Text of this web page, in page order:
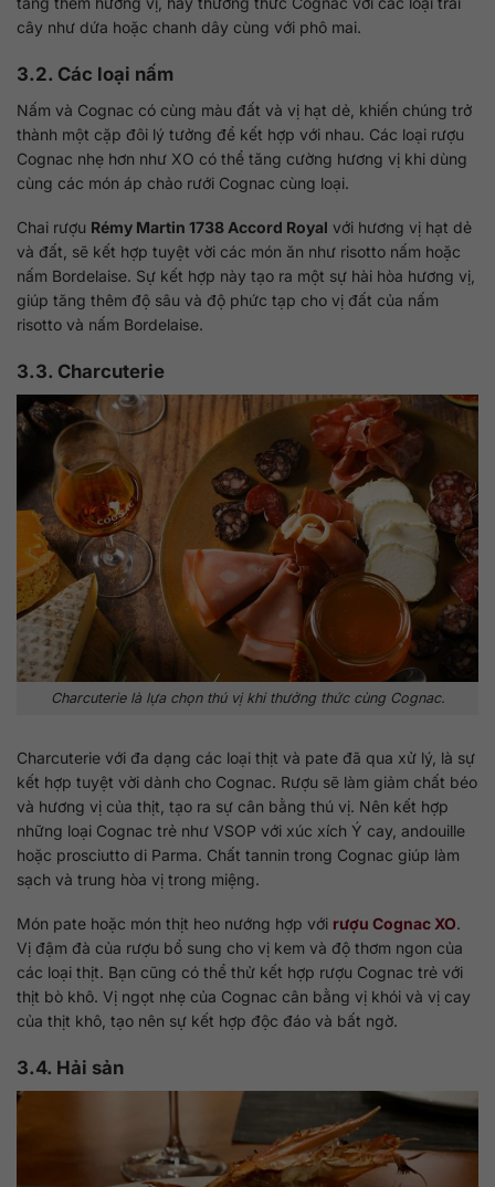
cây như dứa hoặc chanh dây cùng với phô mai.
3.2. Các loại nấm
Nấm và Cognac có cùng màu đất và vị hạt dẻ, khiến chúng trở
thành một cặp đôi lý tưởng để kết hợp với nhau. Các loại rượu
Cognac nhẹ hơn như XO có thể tăng cường hương vị khi dùng
cùng các món áp chảo rưới Cognac cùng loại.
Chai rượu Rémy Martin 1738 Accord Royal với hương vị hạt dẻ
và đất, sẽ kết hợp tuyệt vời các món ăn như risotto nấm hoặc
nấm Bordelaise. Sự kết hợp này tạo ra một sự hài hòa hương vị,
giúp tăng thêm độ sâu và độ phức tạp cho vị đất của nấm
risotto và nấm Bordelaise.
3.3. Charcuterie
Charcuterie là lựa chọn thú vị khi thưởng thức cùng Cognac.
Charcuterie với đa dạng các loại thịt và pate đã qua xử lý, là sự
kết hợp tuyệt vời dành cho Cognac. Rượu sẽ làm giảm chất béo
và hương vị của thịt, tạo ra sự cân bằng thú vị. Nên kết hợp
những loại Cognac trẻ như VSOP với xúc xích Ý cay, andouille
hoặc prosciutto di Parma. Chất tannin trong Cognac giúp làm
sạch và trung hòa vị trong miệng.
Món pate hoặc món thịt heo nướng hợp với rượu Cognac XO.
Vị đậm đà của rượu bổ sung cho vị kem và độ thơm ngon của
các loại thịt. Bạn cũng có thể thử kết hợp rượu Cognac trẻ với
thịt bò khô. Vị ngọt nhẹ của Cognac cân bằng vị khói và vị cay
của thịt khô, tạo nên sự kết hợp độc đáo và bất ngờ.
3.4. Hải sản